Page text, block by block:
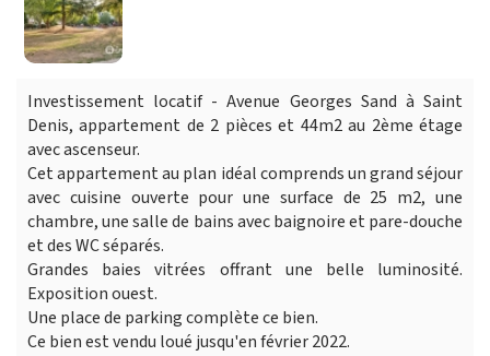
Investissement locatif - Avenue Georges Sand à Saint
Denis, appartement de 2 pièces et 44m2 au 2ème étage
avec ascenseur.
Cet appartement au plan idéal comprends un grand séjour
avec cuisine ouverte pour une surface de 25 m2, une
chambre, une salle de bains avec baignoire et pare-douche
et des WC séparés.
Grandes baies vitrées offrant une belle luminosité.
Exposition ouest.
Une place de parking complète ce bien.
Ce bien est vendu loué jusqu'en février 2022.